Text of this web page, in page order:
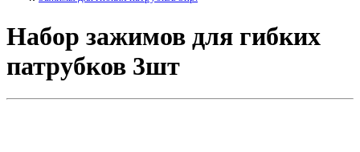
Набор зажимов для гибких
патрубков 3шт